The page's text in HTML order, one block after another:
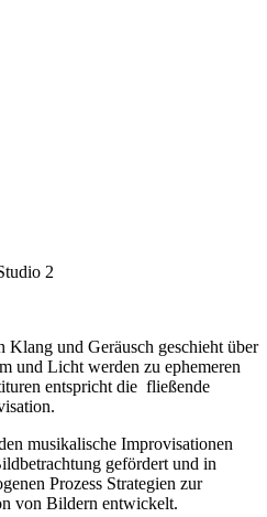
2
und Geräusch geschieht über
und Licht werden zu ephemeren
entspricht die fließende
musikalische Improvisationen
gefördert und in
Prozess Strategien zur
von Bildern entwickelt.